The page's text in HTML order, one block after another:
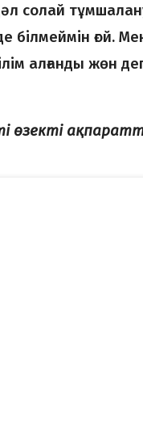
солай
білмеймін ғой.
алғанды жөн
өзекті